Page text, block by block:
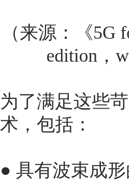
（来源：《5G
edition，
为了满足这些
术，包括：
● 具有波束成